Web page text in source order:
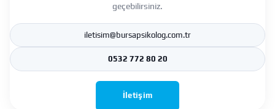
geçebilirsiniz.
iletisim@bursapsikolog.com.tr
0532 772 80 20
İletişim